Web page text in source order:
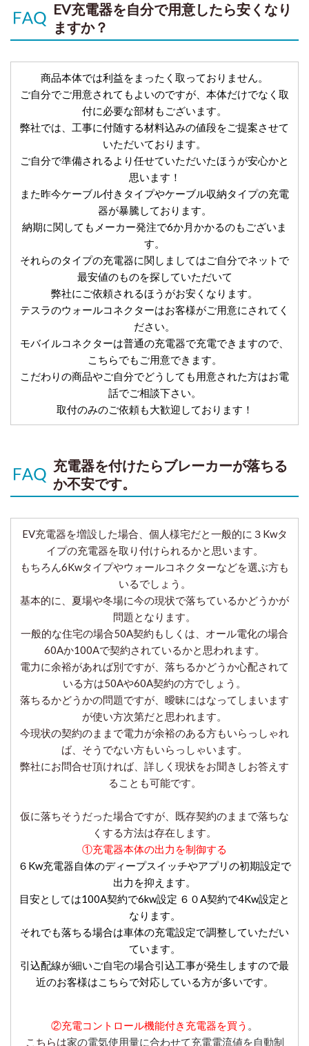
EV充電器を自分で用意したら安くなり
ますか？
商品本体では利益をまったく取っておりません。
ご自分でご用意されてもよいのですが、本体だけでなく取
付に必要な部材もございます。
弊社では、工事に付随する材料込みの値段をご提案させて
いただいております。
ご自分で準備されるより任せていただいたほうが安心かと
思います！
また昨今ケーブル付きタイプやケーブル収納タイプの充電
器が暴騰しております。
納期に関してもメーカー発注で6か月かかるのもございま
す。
それらのタイプの充電器に関しましてはご自分でネットで
最安値のものを探していただいて
弊社にご依頼されるほうがお安くなります。
テスラのウォールコネクターはお客様がご用意にされてく
ださい。
モバイルコネクターは普通の充電器で充電できますので、
こちらでもご用意できます。
こだわりの商品やご自分でどうしても用意された方はお電
話でご相談下さい。
取付のみのご依頼も大歓迎しております！
充電器を付けたらブレーカーが落ちる
か不安です。
EV充電器を増設した場合、個人様宅だと一般的に３Kwタ
イプの充電器を取り付けられるかと思います。
もちろん6Kwタイプやウォールコネクターなどを選ぶ方も
いるでしょう。
基本的に、夏場や冬場に今の現状で落ちているかどうかが
問題となります。
一般的な住宅の場合50A契約もしくは、オール電化の場合
60Aか100Aで契約されているかと思われます。
電力に余裕があれば別ですが、落ちるかどうか心配されて
いる方は50Aや60A契約の方でしょう。
落ちるかどうかの問題ですが、曖昧にはなってしまいます
が使い方次第だと思われます。
今現状の契約のままで電力が余裕のある方もいらっしゃれ
ば、そうでない方もいらっしゃいます。
弊社にお問合せ頂ければ、詳しく現状をお聞きしお答えす
ることも可能です。
仮に落ちそうだった場合ですが、既存契約のままで落ちな
くする方法は存在します。
①充電器本体の出力を制御する
６Kw充電器自体のディープスイッチやアプリの初期設定で
出力を抑えます。
目安としては100A契約で6kw設定 ６０A契約で4Kw設定と
なります。
それでも落ちる場合は車体の充電設定で調整していただい
ています。
引込配線が細いご自宅の場合引込工事が発生しますので最
近のお客様はこちらで対応している方が多いです。
②充電コントロール機能付き充電器を買う 。
こちらは家の電気使用量に合わせて充電電流値を自動制